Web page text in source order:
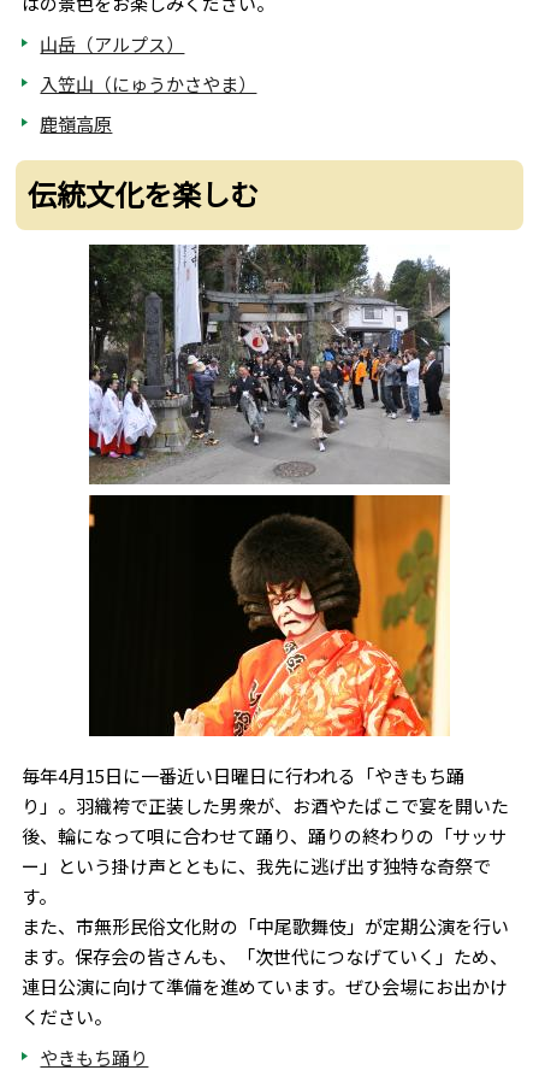
山岳（アルプス）
入笠山（にゅうかさやま）
鹿嶺高原
伝統文化を楽しむ
毎年4月15日に一番近い日曜日に行われる「やきもち踊
り」。羽織袴で正装した男衆が、お酒やたばこで宴を開いた
後、輪になって唄に合わせて踊り、踊りの終わりの「サッサ
ー」という掛け声とともに、我先に逃げ出す独特な奇祭で
す。
また、市無形民俗文化財の「中尾歌舞伎」が定期公演を行い
ます。保存会の皆さんも、「次世代につなげていく」ため、
連日公演に向けて準備を進めています。ぜひ会場にお出かけ
ください。
やきもち踊り